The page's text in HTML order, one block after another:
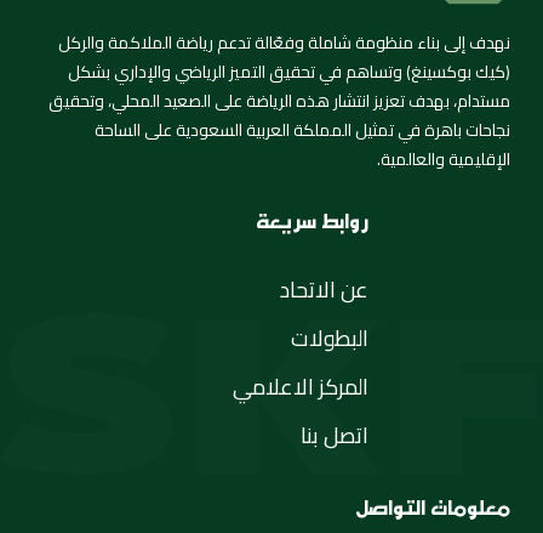
نهدف إلى بناء منظومة شاملة وفعّالة تدعم رياضة الملاكمة والركل
(كيك بوكسينغ) وتساهم في تحقيق التميز الرياضي والإداري بشكل
مستدام، بهدف تعزيز انتشار هذه الرياضة على الصعيد المحلي، وتحقيق
نجاحات باهرة في تمثيل المملكة العربية السعودية على الساحة
الإقليمية والعالمية.
روابط سريعة
عن الاتحاد
البطولات
المركز الاعلامي
اتصل بنا
معلومات التواصل